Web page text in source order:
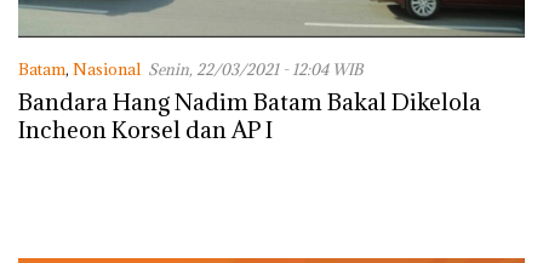
Batam, Nasional Senin, 22/03/2021 - 12:04 WIB
Bandara Hang Nadim Batam Bakal Dikelola
Incheon Korsel dan AP I